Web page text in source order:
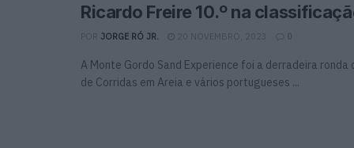
Ricardo Freire 10.º na
JORGE RÓ JR. 20 NOVEMBRO, 2023 0
A Monte Gordo Sand Experience foi a derradeira ronda
de Corridas em Areia e vários portugueses ...